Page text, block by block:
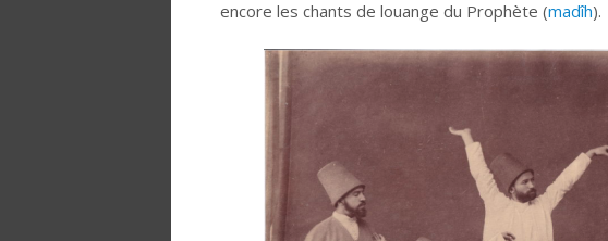
encore les chants de louange du Prophète (madîh).